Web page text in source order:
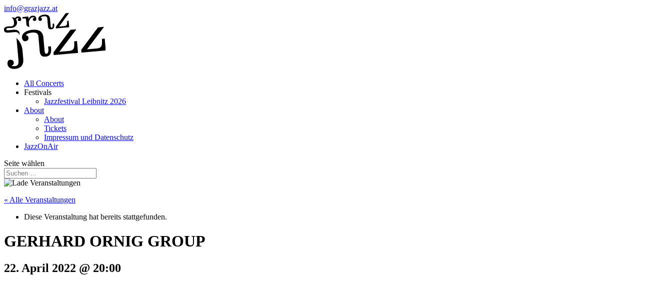
info@grazjazz.at
All Concerts
Festivals
Jazzfestival Leibnitz 2026
About
About
Tickets
Impressum und Datenschutz
JazzOnAir
Seite wählen
« Alle Veranstaltungen
Diese Veranstaltung hat bereits stattgefunden.
GERHARD ORNIG GROUP
22. April 2022 @ 20:00